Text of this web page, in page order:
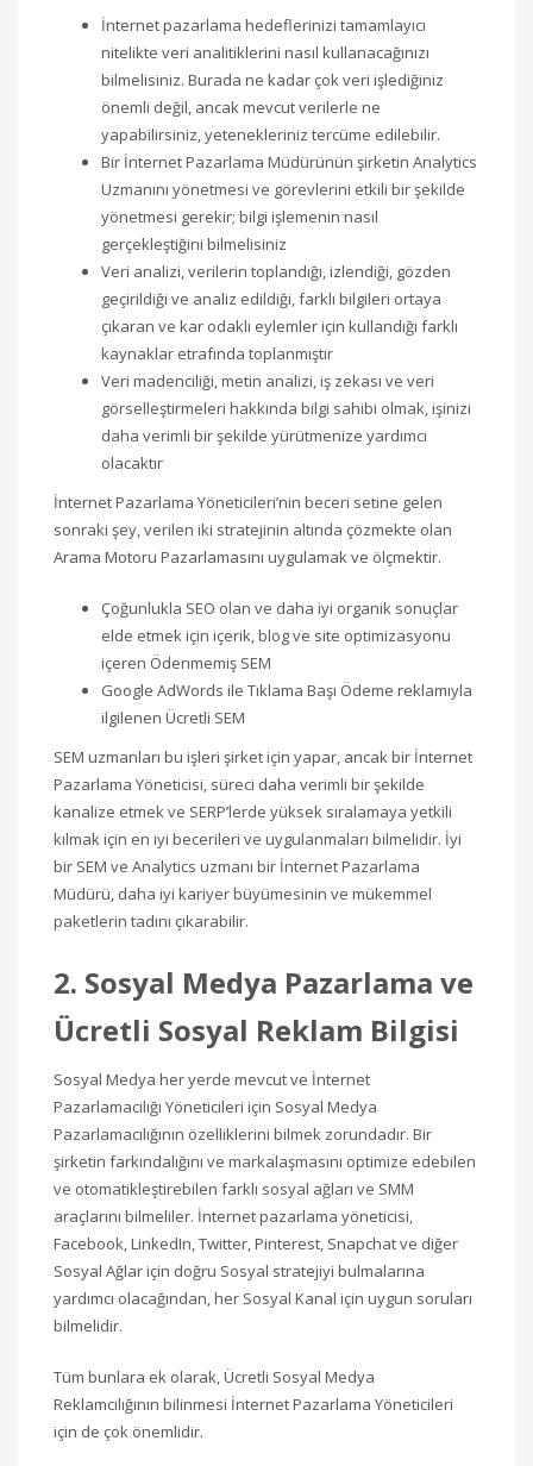
İnternet pazarlama hedeflerinizi tamamlayıcı
nitelikte veri analitiklerini nasıl kullanacağınızı
bilmelisiniz. Burada ne kadar çok veri işlediğiniz
önemli değil, ancak mevcut verilerle ne
yapabilirsiniz, yetenekleriniz tercüme edilebilir.
Bir İnternet Pazarlama Müdürünün şirketin Analytics
Uzmanını yönetmesi ve görevlerini etkili bir şekilde
yönetmesi gerekir; bilgi işlemenin nasıl
gerçekleştiğini bilmelisiniz
Veri analizi, verilerin toplandığı, izlendiği, gözden
geçirildiği ve analiz edildiği, farklı bilgileri ortaya
çıkaran ve kar odaklı eylemler için kullandığı farklı
kaynaklar etrafında toplanmıştır
Veri madenciliği, metin analizi, iş zekası ve veri
görselleştirmeleri hakkında bilgi sahibi olmak, işinizi
daha verimli bir şekilde yürütmenize yardımcı
olacaktır
İnternet Pazarlama Yöneticileri’nin beceri setine gelen
sonraki şey, verilen iki stratejinin altında çözmekte olan
Arama Motoru Pazarlamasını uygulamak ve ölçmektir.
Çoğunlukla SEO olan ve daha iyi organik sonuçlar
elde etmek için içerik, blog ve site optimizasyonu
içeren Ödenmemiş SEM
Google AdWords ile Tıklama Başı Ödeme reklamıyla
ilgilenen Ücretli SEM
SEM uzmanları bu işleri şirket için yapar, ancak bir İnternet
Pazarlama Yöneticisi, süreci daha verimli bir şekilde
kanalize etmek ve SERP’lerde yüksek sıralamaya yetkili
kılmak için en iyi becerileri ve uygulanmaları bilmelidir. İyi
bir SEM ve Analytics uzmanı bir İnternet Pazarlama
Müdürü, daha iyi kariyer büyümesinin ve mükemmel
paketlerin tadını çıkarabilir.
2. Sosyal Medya Pazarlama ve
Ücretli Sosyal Reklam Bilgisi
Sosyal Medya her yerde mevcut ve İnternet
Pazarlamacılığı Yöneticileri için Sosyal Medya
Pazarlamacılığının özelliklerini bilmek zorundadır. Bir
şirketin farkındalığını ve markalaşmasını optimize edebilen
ve otomatikleştirebilen farklı sosyal ağları ve SMM
araçlarını bilmeliler. İnternet pazarlama yöneticisi,
Facebook, LinkedIn, Twitter, Pinterest, Snapchat ve diğer
Sosyal Ağlar için doğru Sosyal stratejiyi bulmalarına
yardımcı olacağından, her Sosyal Kanal için uygun soruları
bilmelidir.
Tüm bunlara ek olarak, Ücretli Sosyal Medya
Reklamcılığının bilinmesi İnternet Pazarlama Yöneticileri
için de çok önemlidir.